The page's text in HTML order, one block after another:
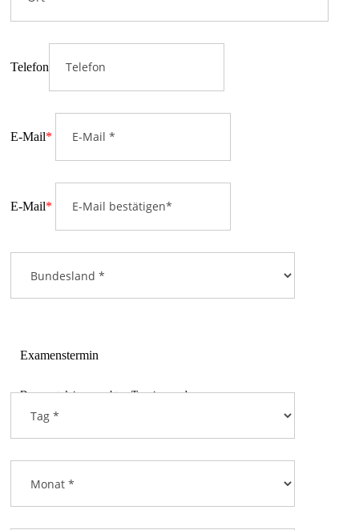
Telefon
E-Mail*
E-Mail*
Examenstermin
Du musst deinen exakten Termin angeben.